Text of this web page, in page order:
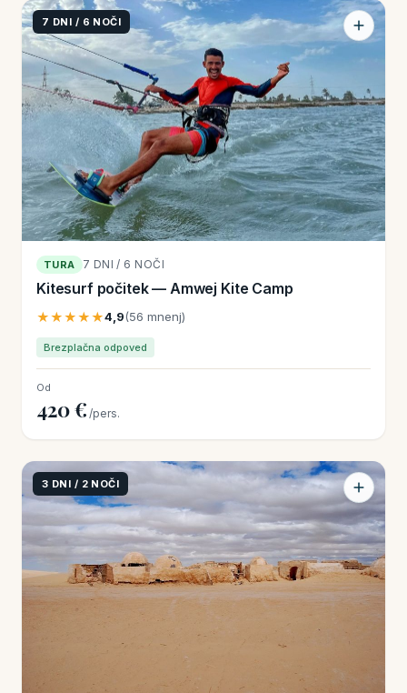
7 DNI / 6 NOČI
TURA 7 DNI / 6 NOČI
Kitesurf počitek — Amwej Kite Camp
★★★★★4,9(56 mnenj)
Brezplačna odpoved
Od
420 € /pers.
3 DNI / 2 NOČI